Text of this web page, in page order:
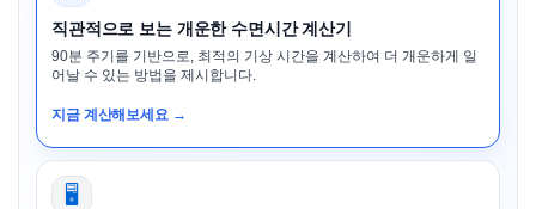
직관적으로 보는 개운한 수면시간 계산기
90분 주기를 기반으로, 최적의 기상 시간을 계산하여 더 개운하게 일
어날 수 있는 방법을 제시합니다.
지금 계산해보세요 →
🖥️